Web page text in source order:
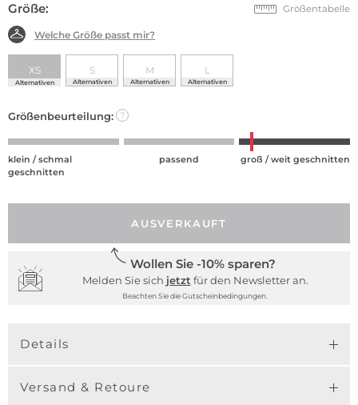
Größe: Größentabelle
Welche Größe passt mir?
XS
Alternativen
S
Alternativen
M
Alternativen
L
Alternativen
Größenbeurteilung: ?
klein / schmal
geschnitten
passend groß / weit geschnitten
AUSVERKAUFT
Wollen Sie -10% sparen?
Melden Sie sich jetzt für den Newsletter an.
Beachten Sie die Gutscheinbedingungen.
Details
Versand & Retoure